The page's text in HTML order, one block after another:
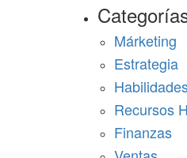
Márketing
Estrategia
Recursos
Finanzas